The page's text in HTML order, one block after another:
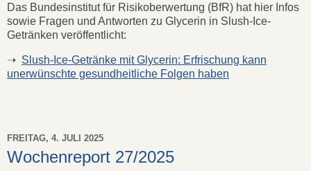
Das Bundesinstitut für Risikoberwertung (BfR) hat hier Infos
sowie Fragen und Antworten zu Glycerin in Slush-Ice-
Getränken veröffentlicht:
➝ Slush-Ice-Getränke mit Glycerin: Erfrischung kann
unerwünschte gesundheitliche Folgen haben
FREITAG, 4. JULI 2025
Wochenreport 27/2025